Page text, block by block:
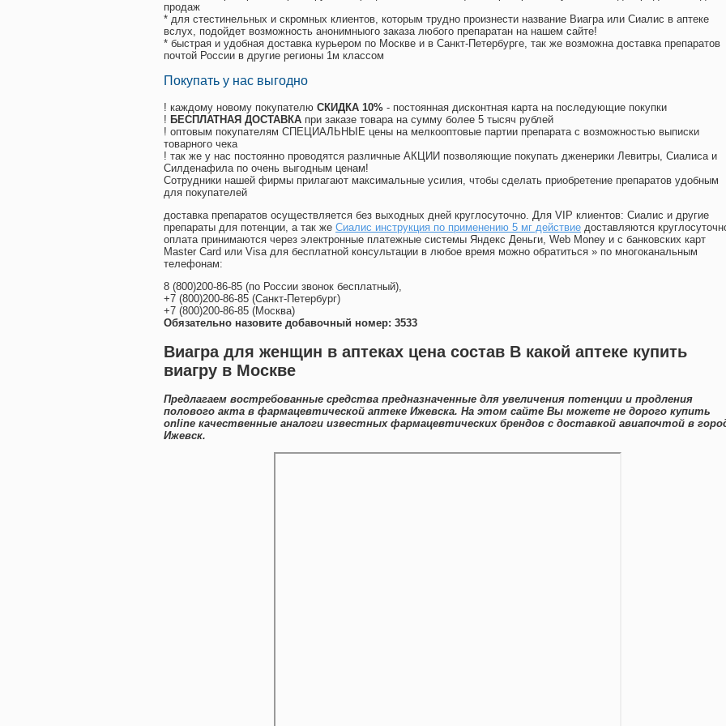
продаж
* для стестинельных и скромных клиентов, которым трудно произнести название Виагра или Сиалис в аптеке
вслух, подойдет возможность анонимныого заказа любого препаратан на нашем сайте!
* быстрая и удобная доставка курьером по Москве и в Санкт-Петербурге, так же возможна доставка препаратов
почтой России в другие регионы 1м классом
Покупать у нас выгодно
! каждому новому покупателю СКИДКА 10% - постоянная дисконтная карта на последующие покупки
! БЕСПЛАТНАЯ ДОСТАВКА при заказе товара на сумму более 5 тысяч рублей
! оптовым покупателям СПЕЦИАЛЬНЫЕ цены на мелкооптовые партии препарата с возможностью выписки
товарного чека
! так же у нас постоянно проводятся различные АКЦИИ позволяющие покупать дженерики Левитры, Сиалиса и
Силденафила по очень выгодным ценам!
Cотрудники нашей фирмы прилагают максимальные усилия, чтобы сделать приобретение препаратов удобным
для покупателей
доставка препаратов осуществляется без выходных дней круглосуточно. Для VIP клиентов: Сиалис и другие
препараты для потенции, а так же Сиалис инструкция по применению 5 мг действие доставляются
оплата принимаются через электронные платежные системы Яндекс Деньги, Web Money и с банковских карт
Master Card или Visa для бесплатной консультации в любое время можно обратиться » по многоканальным
телефонам:
8 (800)200-86-85 (по России звонок бесплатный),
+7 (800)200-86-85 (Санкт-Петербург)
+7 (800)200-86-85 (Москва)
Обязательно назовите добавочный номер: 3533
Виагра для женщин в аптеках цена состав В какой аптеке купить
виагру в Москве
Предлагаем востребованные средства предназначенные для увеличения потенции и продления
полового акта в фармацевтической аптеке Ижевска. На этом сайте Вы можете не дорого купить
online качественные аналоги известных фармацевтических брендов с доставкой авиапочтой в
Ижевск.